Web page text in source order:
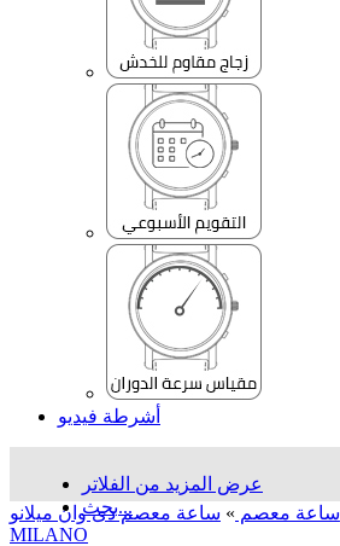
أشرطة فيديو
عرض المزيد من الفلاتر
بحث...
ساعة معصم » ساعة معصم دی وان میلانو D1
MILANO